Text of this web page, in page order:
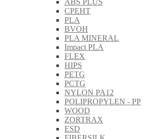
ABS PLUS
CPEHT
PLA
BVOH
PLA MINERAL
Impact PLA
FLEX
HIPS
PETG
PCTG
NYLON PA12
POLIPROPYLEN - PP
WOOD
ZORTRAX
ESD